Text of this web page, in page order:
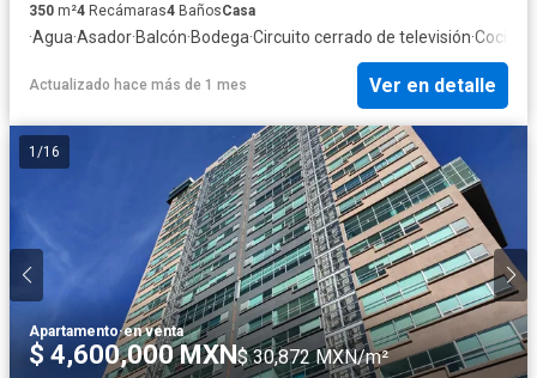
350 m²4 Recámaras4 BañosCasa
·Agua·Asador·Balcón·Bodega·Circuito cerrado de televisión·Cocina
Actualizado hace más de 1 mes Ver en detalle
1 /16
Apartamento·en venta
$ 4,600,000 MXN$ 30,872 MXN/m²